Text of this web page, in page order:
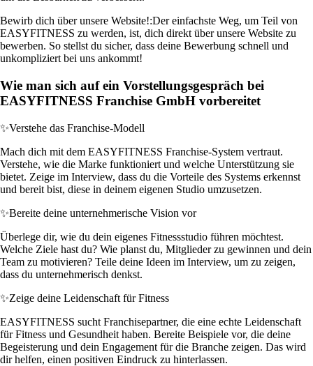
Bewirb dich über unsere Website!:Der einfachste Weg, um Teil von
EASYFITNESS zu werden, ist, dich direkt über unsere Website zu
bewerben. So stellst du sicher, dass deine Bewerbung schnell und
unkompliziert bei uns ankommt!
Wie man sich auf ein Vorstellungsgespräch bei
EASYFITNESS Franchise GmbH vorbereitet
✨Verstehe das Franchise-Modell
Mach dich mit dem EASYFITNESS Franchise-System vertraut.
Verstehe, wie die Marke funktioniert und welche Unterstützung sie
bietet. Zeige im Interview, dass du die Vorteile des Systems erkennst
und bereit bist, diese in deinem eigenen Studio umzusetzen.
✨Bereite deine unternehmerische Vision vor
Überlege dir, wie du dein eigenes Fitnessstudio führen möchtest.
Welche Ziele hast du? Wie planst du, Mitglieder zu gewinnen und dein
Team zu motivieren? Teile deine Ideen im Interview, um zu zeigen,
dass du unternehmerisch denkst.
✨Zeige deine Leidenschaft für Fitness
EASYFITNESS sucht Franchisepartner, die eine echte Leidenschaft
für Fitness und Gesundheit haben. Bereite Beispiele vor, die deine
Begeisterung und dein Engagement für die Branche zeigen. Das wird
dir helfen, einen positiven Eindruck zu hinterlassen.